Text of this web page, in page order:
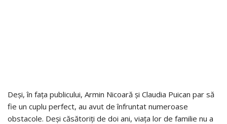
Deși, în fața publicului, Armin Nicoară și Claudia Puican par să
fie un cuplu perfect, au avut de înfruntat numeroase
obstacole. Deși căsătoriți de doi ani, viața lor de familie nu a